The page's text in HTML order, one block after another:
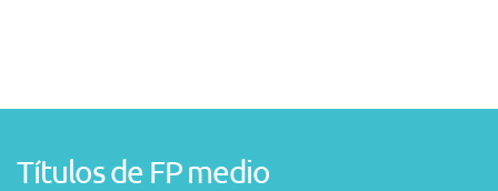
Títulos de FP medio